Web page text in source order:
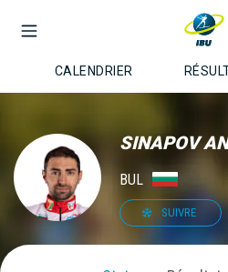
CALENDRIER
SINAPOV
BUL
SUIVRE